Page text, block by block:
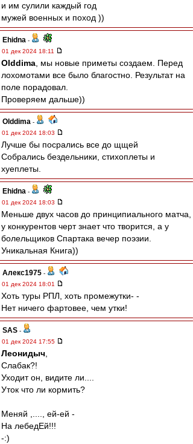
и им сулили каждый год
мужей военных и поход ))
Ehidna -
01 дек 2024 18:11
Olddima , мы новые приметы создаем. Перед
лохомотами все было благостно. Результат на
поле порадовал.
Проверяем дальше))
Olddima -
01 дек 2024 18:03
Лучше бы посрались все до щщей
Собрались бездельники, стихоплеты и
хуеплеты.
Ehidna -
01 дек 2024 18:03
Меньше двух часов до принципиального матча,
у конкурентов черт знает что творится, а у
болельщиков Спартака вечер поэзии.
Уникальная Книга))
Алекс1975 -
01 дек 2024 18:01
Хоть туры РПЛ, хоть промежутки- -
Нет ничего фартовее, чем утки!
SAS -
01 дек 2024 17:55
Леонидыч
Слабак?!
Уходит он, видите ли....
Уток что ли кормить?
Меняй ,...., ей-ей -
На лебедЕй!!!
-:)